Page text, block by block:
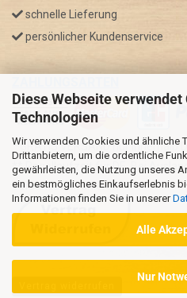
Diese Webseite
Technologien
Wir verwenden Cookies und ähnliche
Drittanbietern, um die ordentliche
gewährleisten, die Nutzung unseres
ein bestmögliches Einkaufserlebnis
Informationen finden Sie in unserer
Alle
Nur
schnelle Lieferung
persönlicher Kundenservice
* GRATIS VERSAND nur innerhalb
** Regellaufzeit für DE, Bei
Versandzeit variieren.